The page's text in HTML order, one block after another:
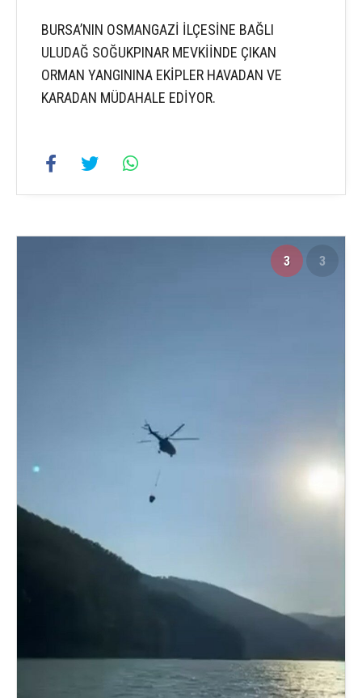
BURSA’NIN OSMANGAZİ İLÇESİNE BAĞLI
ULUDAĞ SOĞUKPINAR MEVKİİNDE ÇIKAN
ORMAN YANGININA EKİPLER HAVADAN VE
KARADAN MÜDAHALE EDİYOR.
3 3